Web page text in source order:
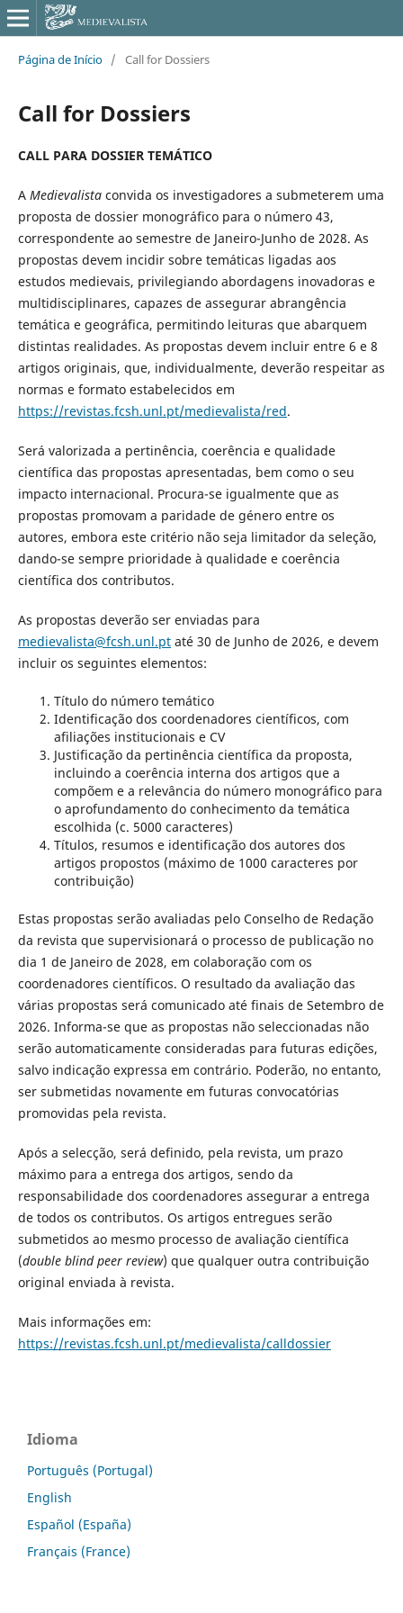
Página de Início / Call for Dossiers
Call for Dossiers
CALL PARA DOSSIER TEMÁTICO
A Medievalistaconvida os investigadores a submeterem uma
proposta de dossier monográfico para o número 43,
correspondente ao semestre de Janeiro-Junho de 2028. As
propostas devem incidir sobre temáticas ligadas aos
estudos medievais, privilegiando abordagens inovadoras e
multidisciplinares, capazes de assegurar abrangência
temática e geográfica, permitindo leituras que abarquem
distintas realidades. As propostas devem incluir entre 6 e 8
artigos originais, que, individualmente, deverão respeitar as
normas e formato estabelecidos em
https://revistas.fcsh.unl.pt/medievalista/red.
Será valorizada a pertinência, coerência e qualidade
científica das propostas apresentadas, bem como o seu
impacto internacional. Procura-se igualmente que as
propostas promovam a paridade de género entre os
autores, embora este critério não seja limitador da seleção,
dando-se sempre prioridade à qualidade e coerência
científica dos contributos.
As propostas deverão ser enviadas para
medievalista@fcsh.unl.ptaté 30 de Junho de 2026, e devem
incluir os seguintes elementos:
Título do número temático
Identificação dos coordenadores científicos, com
afiliações institucionais e CV
Justificação da pertinência científica da proposta,
incluindo a coerência interna dos artigos que a
compõem e a relevância do número monográfico para
o aprofundamento do conhecimento da temática
escolhida (c. 5000 caracteres)
Títulos, resumos e identificação dos autores dos
artigos propostos (máximo de 1000 caracteres por
contribuição)
Estas propostas serão avaliadas pelo Conselho de Redação
da revista que supervisionará o processo de publicação no
dia 1 de Janeiro de 2028, em colaboração com os
coordenadores científicos. O resultado da avaliação das
várias propostas será comunicado até finais de Setembro de
2026. Informa-se que as propostas não seleccionadas não
serão automaticamente consideradas para futuras edições,
salvo indicação expressa em contrário. Poderão, no entanto,
ser submetidas novamente em futuras convocatórias
promovidas pela revista.
Após a selecção, será definido, pela revista, um prazo
máximo para a entrega dos artigos, sendo da
responsabilidade dos coordenadores assegurar a entrega
de todos os contributos. Os artigos entregues serão
submetidos ao mesmo processo de avaliação científica
(double blind peer review) que qualquer outra contribuição
original enviada à revista.
Mais informações em:
https://revistas.fcsh.unl.pt/medievalista/calldossier
Idioma
Português (Portugal)
English
Español (España)
Français (France)